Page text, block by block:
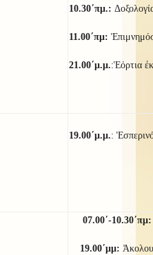
10.30΄πμ.:
11.00΄πμ:
21.00΄μ.μ.:Ἑόρτια
19.00΄μ.μ.:
07.00΄-
19.00΄μμ: